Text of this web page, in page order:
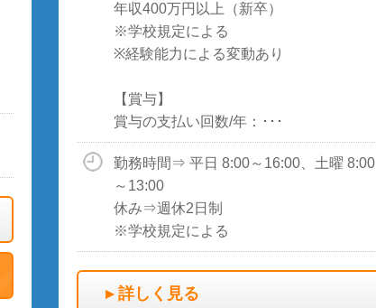
年収400万円以上（新卒）
※学校規定による
※経験能力による変動あり
【賞与】
賞与の支払い回数/年：･･･
勤務時間⇒ 平日 8:00～16:00、土曜 8:00
～13:00
休み⇒週休2日制
※学校規定による
詳しく見る